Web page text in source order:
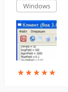
Windows
★★★★★
★★★★★